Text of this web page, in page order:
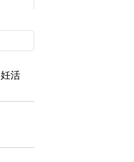
妊活